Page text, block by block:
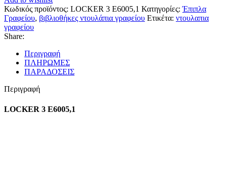
Κωδικός προϊόντος: LOCKER 3 E6005,1 Κατηγορίες: Έπιπλα
Γραφείου, βιβλιοθήκες ντουλάπια γραφείου Ετικέτα: ντουλαπια
γραφείου
Share:
Περιγραφή
ΠΛΗΡΩΜΕΣ
ΠΑΡΑΔΟΣΕΙΣ
Περιγραφή
LOCKER 3 E6005,1